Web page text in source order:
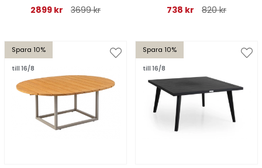
2899 kr
3699 kr
738 kr
820 kr
Spara 10%
till 16/8
Spara 10%
till 16/8